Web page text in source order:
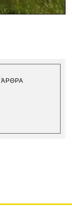
ΆΡΘΡΑ